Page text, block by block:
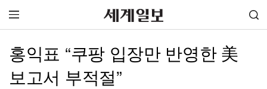
홍익표 “쿠팡 입장만 반영한 美
보고서 부적절”